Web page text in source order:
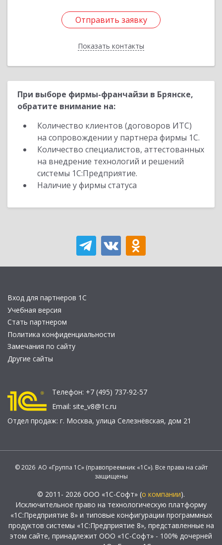
Отправить заявку
Показать контакты
Отправить заявку
Назад
При выборе фирмы-франчайзи в Брянске,
обратите внимание на:
Количество клиентов (договоров ИТС)
на сопровождении у партнера фирмы 1С.
Количество специалистов, аттестованных
на внедрение технологий и решений
системы 1С:Предприятие.
Наличие у фирмы статуса
Вход для партнеров 1С
Учебная версия
Стать партнером
Политика конфиденциальности
Замечания по сайту
Другие сайты
Телефон: +7 (495) 737-92-57
Email: site_v8@1c.ru
Отдел продаж: г. Москва, улица Селезнёвская, дом 21
© 2026 АО «Группа 1С» (правопреемник «1С»). Все права на сайт
защищены
© 2011- 2026 ООО «1С-Софт» (о компании).
Исключительное право на технологическую платформу
«1С:Предприятие 8» и типовые конфигурации программных
продуктов системы «1С:Предприятие 8», представленные на
этом сайте, принадлежит ООО «1С-Софт» - 100% дочерней